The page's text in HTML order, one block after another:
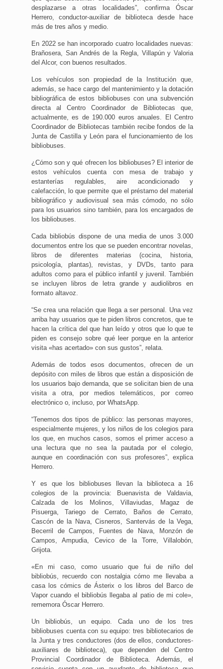
desplazarse a otras localidades”, confirma Óscar
Herrero, conductor-auxiliar de biblioteca desde hace
más de tres años y medio.
En 2022 se han incorporado cuatro localidades nuevas:
Brañosera, San Andrés de la Regla, Villapún y Valoria
del Alcor, con buenos resultados.
Los vehículos son propiedad de la Institución que,
además, se hace cargo del mantenimiento y la dotación
bibliográfica de estos bibliobuses con una subvención
directa al Centro Coordinador de Bibliotecas que,
actualmente, es de 190.000 euros anuales. El Centro
Coordinador de Bibliotecas también recibe fondos de la
Junta de Castilla y León para el funcionamiento de los
bibliobuses.
¿Cómo son y qué ofrecen los bibliobuses? El interior de
estos vehículos cuenta con mesa de trabajo y
estanterías regulables, aire acondicionado y
calefacción, lo que permite que el préstamo del material
bibliográfico y audiovisual sea más cómodo, no sólo
para los usuarios sino también, para los encargados de
los bibliobuses.
Cada bibliobús dispone de una media de unos 3.000
documentos entre los que se pueden encontrar novelas,
libros de diferentes materias (cocina, historia,
psicología, plantas), revistas, y DVDs, tanto para
adultos como para el público infantil y juvenil. También
se incluyen libros de letra grande y audiolibros en
formato altavoz.
“Se crea una relación que llega a ser personal. Una vez
arriba hay usuarios que te piden libros concretos, que te
hacen la crítica del que han leído y otros que lo que te
piden es consejo sobre qué leer porque en la anterior
visita «has acertado» con sus gustos”, relata.
Además de todos esos documentos, ofrecen de un
depósito con miles de libros que están a disposición de
los usuarios bajo demanda, que se solicitan bien de una
visita a otra, por medios telemáticos, por correo
electrónico o, incluso, por WhatsApp.
“Tenemos dos tipos de público: las personas mayores,
especialmente mujeres, y los niños de los colegios para
los que, en muchos casos, somos el primer acceso a
una lectura que no sea la pautada por el colegio,
aunque en coordinación con sus profesores”, explica
Herrero.
Y es que los bibliobuses llevan la biblioteca a 16
colegios de la provincia: Buenavista de Valdavia,
Calzada de los Molinos, Villaviudas, Magaz de
Pisuerga, Tariego de Cerrato, Baños de Cerrato,
Cascón de la Nava, Cisneros, Santervás de la Vega,
Becerril de Campos, Fuentes de Nava, Monzón de
Campos, Ampudia, Cevico de la Torre, Villalobón,
Grijota.
«En mi caso, como usuario que fui de niño del
bibliobús, recuerdo con nostalgia cómo me llevaba a
casa los cómics de Ásterix o los libros del Barco de
Vapor cuando el bibliobús llegaba al patio de mi cole»,
rememora Óscar Herrero.
Un bibliobús, un equipo. Cada uno de los tres
bibliobuses cuenta con su equipo: tres bibliotecarios de
la Junta y tres conductores (dos de ellos, conductores-
auxiliares de biblioteca), que dependen del Centro
Provincial Coordinador de Biblioteca. Además, el